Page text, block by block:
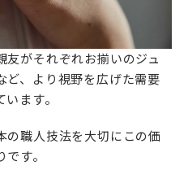
友がそれぞれお揃いのジュ
ど、より視野を広げた需要
ます。
の職人技法を大切にこの価
す。